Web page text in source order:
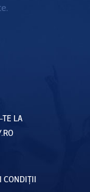
TE LA
CONDIȚII